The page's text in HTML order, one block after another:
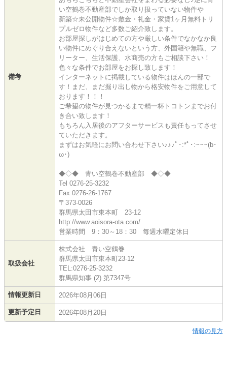
備考
い空鶴巻不動産部でしか取り扱っていない物件や
新築☆未公開物件☆敷金・礼金・家賃1ヶ月無料トリ
プルゼロ物件など多数ご紹介致します。
お部屋探しがはじめての方や厳しい条件でなかなか良
い物件にめぐり合えないという方、外国籍や無職、フ
リーター、生活保護、水商売の方もご相談下さい！
色々な条件でお部屋をお探し致します！
インターネットに掲載している物件はほんの一部で
す！まだ、まだ掘り出し物から格安物件をご用意して
おります！！！
ご希望の物件が見つかるまで精一杯トコトンまでお付
き合い致します！
もちろん入居後のアフターサービスも責任もってさせ
ていただきます。
まずはお気軽にお問い合わせ下さい♪♪♪ﾟ･:*ﾟ･:~~~(b･
ω･)
◆◇◆ 青い空鶴巻不動産部 ◆◇◆
Tel 0276-25-3232
Fax 0276-26-1767
〒373-0026
群馬県太田市東本町 23-12
http://www.aoisora-ota.com/
営業時間 9：30～18：30 毎週水曜定休日
取扱会社
株式会社 青い空鶴巻
群馬県太田市東本町23-12
TEL:0276-25-3232
群馬県知事 (2) 第7347号
情報更新日 2026年08月06日
更新予定日 2026年08月20日
情報の見方